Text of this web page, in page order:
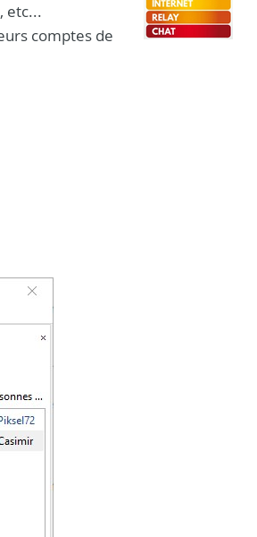
etc...
comptes de